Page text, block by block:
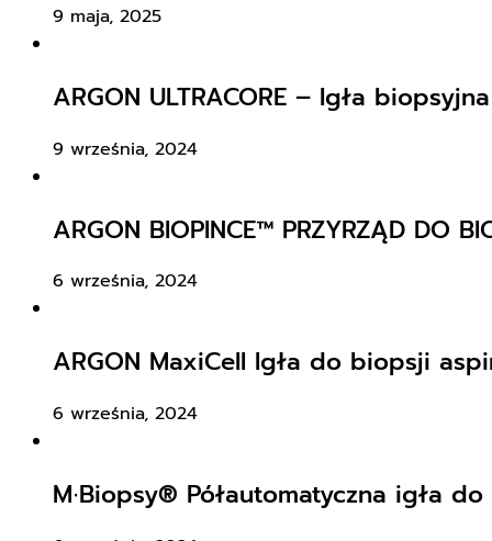
9 maja, 2025
ARGON ULTRACORE – Igła
9 września, 2024
ARGON BIOPINCE™ PRZYRZĄD DO
6 września, 2024
ARGON MaxiCell Igła do biopsji
6 września, 2024
M∙Biopsy® Półautomatyczna igła